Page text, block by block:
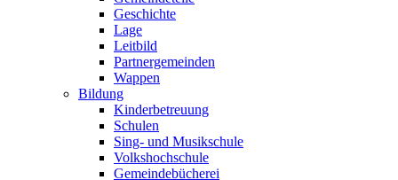
Geschichte
Lage
Leitbild
Partnergemeinden
Wappen
Bildung
Kinderbetreuung
Schulen
Sing- und Musikschule
Volkshochschule
Gemeindebücherei